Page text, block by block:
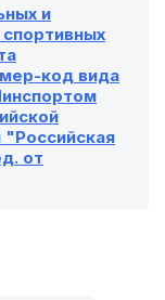
и
код вида
"Российская
от